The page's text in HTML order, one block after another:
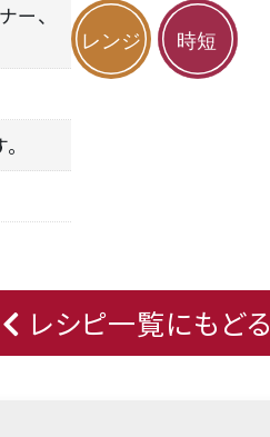
ー、
レシピ一覧にもどる